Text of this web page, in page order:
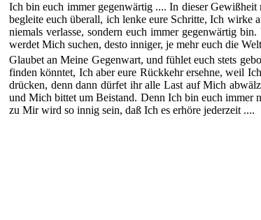
Ich bin euch immer gegenwärtig .... In dieser Gewißheit
begleite euch überall, ich lenke eure Schritte, Ich wirke
niemals verlasse, sondern euch immer gegenwärtig
werdet Mich suchen, desto inniger, je mehr euch die
Glaubet an Meine Gegenwart, und fühlet euch stets
finden könntet, Ich aber eure Rückkehr ersehne, weil
drücken, denn dann dürfet ihr alle Last auf Mich
und Mich bittet um Beistand. Denn Ich bin euch immer
zu Mir wird so innig sein, daß Ich es erhöre jederzeit ....